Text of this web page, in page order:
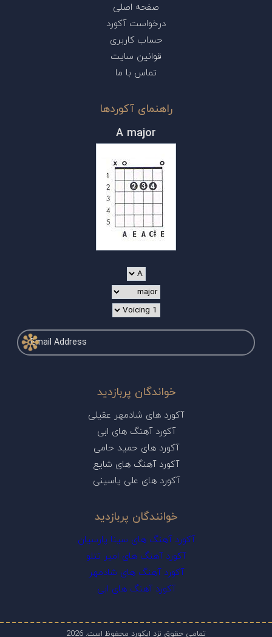
صفحه اصلی
درخواست آکورد
حساب کاربری
قوانین سایت
تماس با ما
راهنمای آکوردها
A major
خواندگان پربازدید
آکورد های شادمهر عقیلی
آکورد آهنگ های ابی
آکورد های حمید حامی
آکورد آهنگ های شایع
آکورد های علی یاسینی
خوانندگان پربازدید
آکورد آهنگ های سینا پارسیان
آکورد آهنگ های امیر تتلو
آکورد آهنگ های شادمهر
آکورد آهنگ های ابی
تمامی حقوق نزد ایکورد محفوظ است. 2026